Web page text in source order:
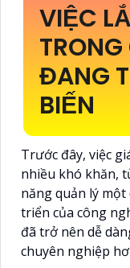
VIỆC
ĐANG
BIẾN
Trước đây, việc
nhiều khó khăn,
năng quản lý
triển của công
đã trở nên dễ
chuyên nghiệp